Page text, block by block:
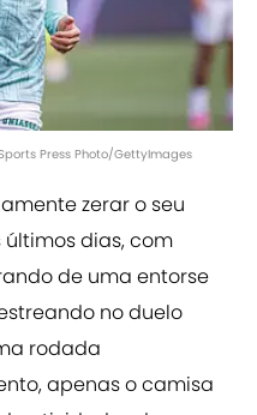
Press Photo/GettyImages
zerar o seu
dias, com
de uma entorse
no duelo
rodada
apenas o camisa